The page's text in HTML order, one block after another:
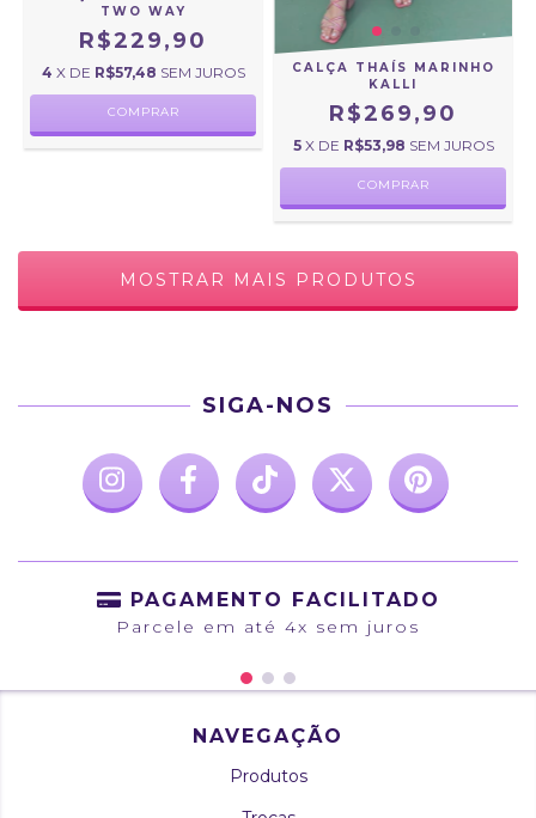
TWO WAY
R$229,90
4 X DE R$57,48 SEM JUROS
COMPRAR
CALÇA THAÍS MARINHO
KALLI
R$269,90
5 X DE R$53,98 SEM JUROS
COMPRAR
MOSTRAR MAIS PRODUTOS
SIGA-NOS
PAGAMENTO FACILITADO
Parcele em até 4x sem juros
NAVEGAÇÃO
Produtos